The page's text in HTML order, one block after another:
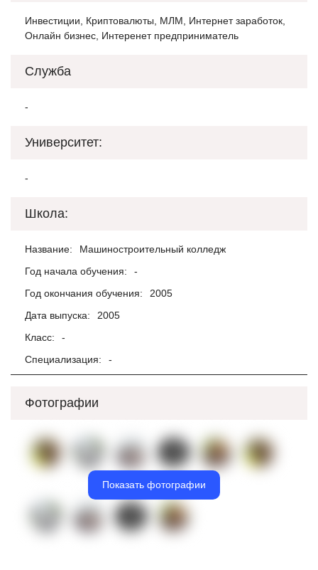
Инвестиции, Криптовалюты, МЛМ, Интернет заработок,
Онлайн бизнес, Интеренет предприниматель
Служба
-
Университет:
-
Школа:
Название:
Машиностроительный колледж
Год начала обучения:
-
Год окончания обучения:
2005
Дата выпуска:
2005
Класс:
-
Специализация:
-
Фотографии
Показать фотографии